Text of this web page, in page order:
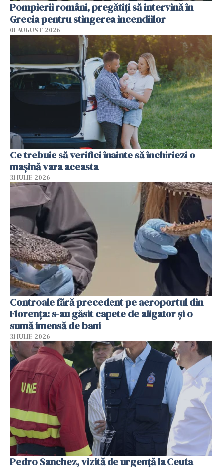
Pompierii români, pregătiţi să intervină în
Grecia pentru stingerea incendiilor
01 AUGUST 2026
Ce trebuie să verifici înainte să închiriezi o
mașină vara aceasta
31 IULIE 2026
Controale fără precedent pe aeroportul din
Florența: s-au găsit capete de aligator și o
sumă imensă de bani
31 IULIE 2026
Pedro Sanchez, vizită de urgență la Ceuta